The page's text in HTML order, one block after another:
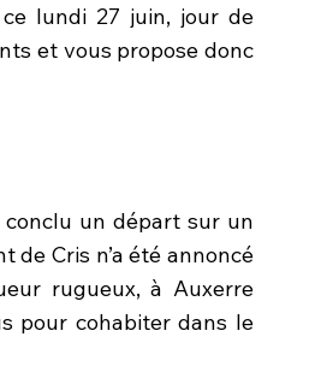
lundi 27 juin, jour de
et vous propose donc
un départ sur un
de Cris n’a été annoncé
rugueux, à Auxerre
pour cohabiter dans le